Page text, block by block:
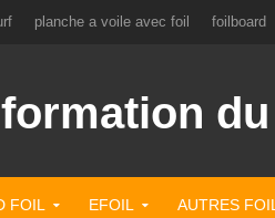
planche a voile avec foil foilboard
FOIL EFOIL AUTRES FOIL